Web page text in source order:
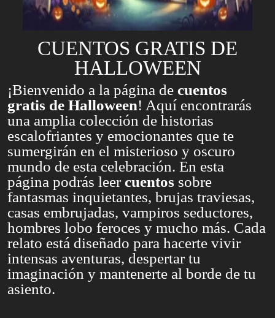
CUENTOS GRATIS DE
HALLOWEEN
¡Bienvenido a la página decuentos
gratis de Halloween! Aquí encontrarás
una amplia colección de historias
escalofriantes y emocionantes que te
sumergirán en el misterioso y oscuro
mundo de esta celebración. En esta
página podrás leercuentos sobre
fantasmas inquietantes, brujas traviesas,
casas embrujadas, vampiros seductores,
hombres lobo feroces y mucho más. Cada
relato está diseñado para hacerte vivir
intensas aventuras, despertar tu
imaginación y mantenerte al borde de tu
asiento.